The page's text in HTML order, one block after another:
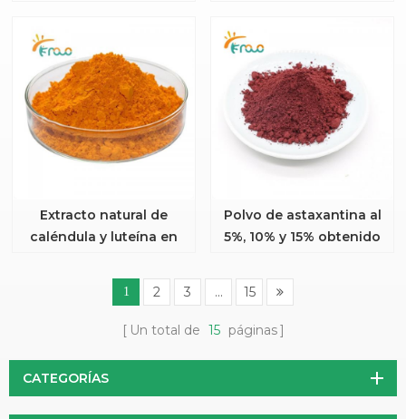
Extracto natural de
caléndula y luteína en
salud ocular.
Polvo de astaxantina al
5%, 10% y 15% obtenido
biológica.
1 2 3 ... 15
Un total de 15 páginas
CATEGORÍAS